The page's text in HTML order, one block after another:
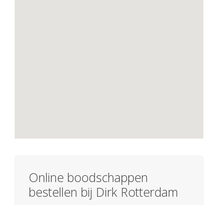
Online boodschappen
bestellen bij Dirk Rotterdam